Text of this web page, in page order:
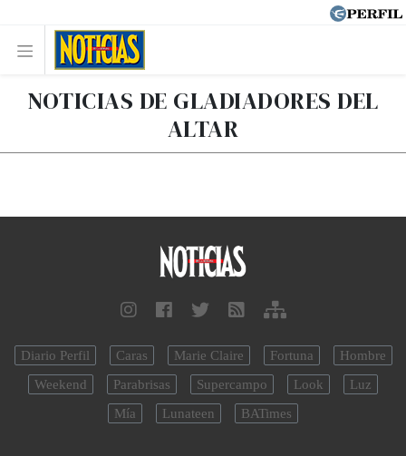
NOTICIAS DE GLADIADORES DEL
ALTAR
Diario Perfil Caras Marie Claire Fortuna
Hombre
Weekend
Parabrisas Supercampo Look
Luz
Mía
Lunateen BATimes